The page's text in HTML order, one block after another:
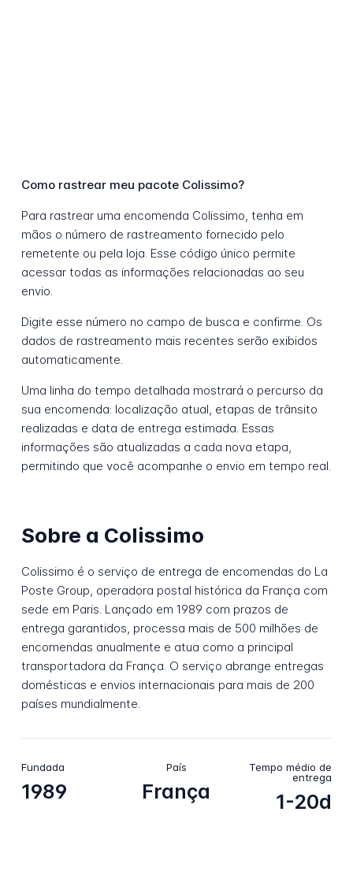
Como rastrear meu pacote Colissimo?
Para rastrear uma encomenda Colissimo, tenha em
mãos o número de rastreamento fornecido pelo
remetente ou pela loja. Esse código único permite
acessar todas as informações relacionadas ao seu
envio.
Digite esse número no campo de busca e confirme. Os
dados de rastreamento mais recentes serão exibidos
automaticamente.
Uma linha do tempo detalhada mostrará o percurso da
sua encomenda: localização atual, etapas de trânsito
realizadas e data de entrega estimada. Essas
informações são atualizadas a cada nova etapa,
permitindo que você acompanhe o envio em tempo real.
Sobre a Colissimo
Colissimo é o serviço de entrega de encomendas do La
Poste Group, operadora postal histórica da França com
sede em Paris. Lançado em 1989 com prazos de
entrega garantidos, processa mais de 500 milhões de
encomendas anualmente e atua como a principal
transportadora da França. O serviço abrange entregas
domésticas e envios internacionais para mais de 200
países mundialmente.
Fundada
1989
País
França
Tempo médio de
entrega
1-20d